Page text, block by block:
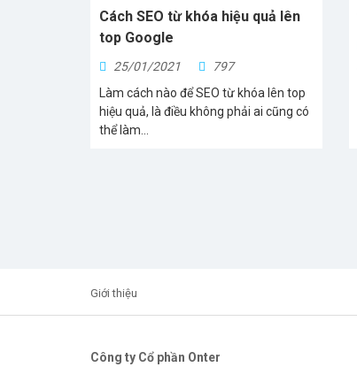
Cách SEO từ khóa hiệu quả lên
top Google
25/01/2021
797
Làm cách nào để SEO từ khóa lên top
hiệu quả, là điều không phải ai cũng có
thể làm...
Giới thiệu
Công ty Cổ phần Onter